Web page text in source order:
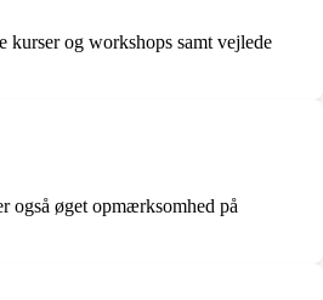
kurser og workshops samt vejlede
også øget opmærksomhed på